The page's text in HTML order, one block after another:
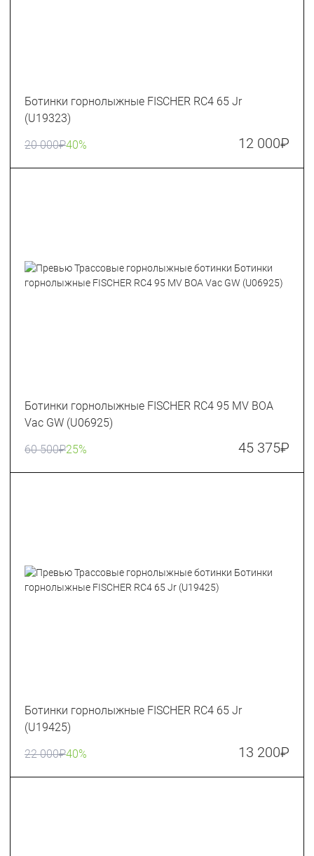
Ботинки горнолыжные FISCHER RC4 65 Jr
(U19323)
20 000₽40% 12 000₽
Ботинки горнолыжные FISCHER RC4 95 MV BOA
Vac GW (U06925)
60 500₽25% 45 375₽
Ботинки горнолыжные FISCHER RC4 65 Jr
(U19425)
22 000₽40% 13 200₽